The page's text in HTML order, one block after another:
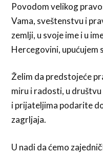
Povodom velikog
Vama, sveštenstvu i
zemlji, u svoje ime i u
Hercegovini, upućujem
Želim da predstojeće
miru i radosti, u
i prijateljima podarite
zagrljaja.
U nadi da ćemo